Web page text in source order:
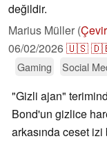
değildir.
Marius Müller (
06/02/2026🇺🇸
Gaming Social
"Gizli ajan"
Bond'un gizlice
arkasında ceset izi